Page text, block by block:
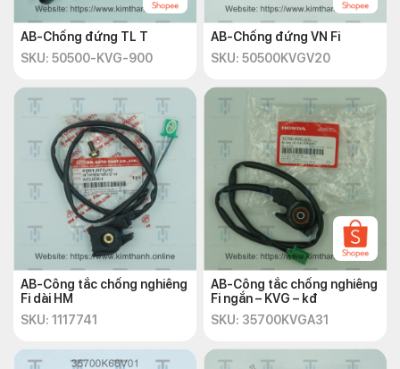
AB-Chống đứng TL T
SKU: 50500-KVG-900
AB-Chống đứng VN Fi
SKU: 50500KVGV20
AB-Công tắc chống nghiêng
Fi dài HM
SKU: 1117741
AB-Công tắc chống nghiêng
Fi ngắn – KVG – kđ
SKU: 35700KVGA31